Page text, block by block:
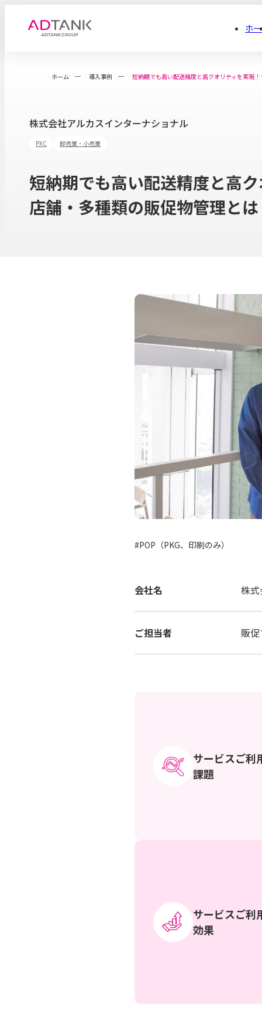
ホ
ホーム 導入事例 短納期でも高い配送精度と高クオリティを実現
株式会社アルカスインターナショナル
PXC 卸売業・小売業
短納期でも高い配送精度と高
店舗・多種類の販促物管理とは
#POP（PKG、印刷のみ）
会社名 株
ご担当者 販
サービスご利
課題
サービスご利
効果